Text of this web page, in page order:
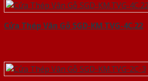
Cửa Thép Vân Gỗ SGD-KM.TVG-4C.22